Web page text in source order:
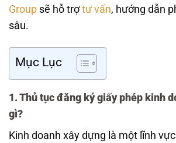
Group sẽ hỗ trợtư vấn, hướng dẫn
sâu.
Mục Lục
1. Thủ tục đăng ký giấy phép kinh
gì?
Kinh doanh xây dựng là một lĩnh